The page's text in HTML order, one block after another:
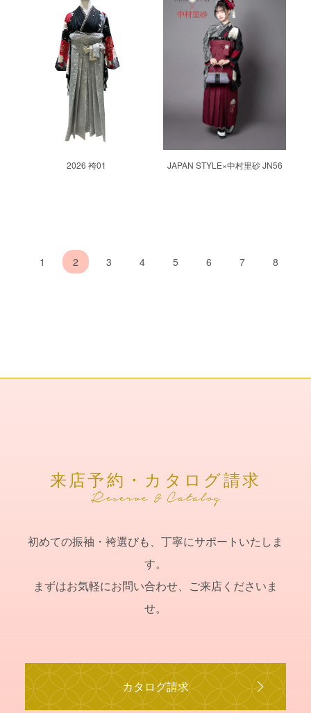
2026 袴01 JAPAN STYLE×中村里砂 JN56
1 2 3 4 5 6 7 8
来店予約・カタログ請求
初めての振袖・袴選びも、丁寧にサポートいたしま
す。
まずはお気軽にお問い合わせ、ご来店くださいま
せ。
カタログ請求